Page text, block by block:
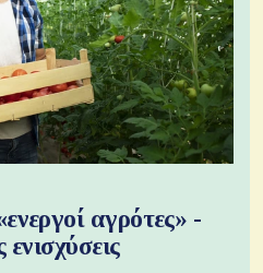
αγρότες» -